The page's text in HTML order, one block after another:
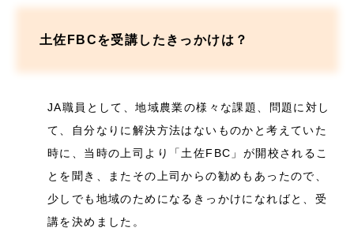
土佐FBCを受講したきっかけは？
JA職員として、地域農業の様々な課題、問題に対し
て、自分なりに解決方法はないものかと考えていた
時に、当時の上司より「土佐FBC」が開校されるこ
とを聞き、またその上司からの勧めもあったので、
少しでも地域のためになるきっかけになればと、受
講を決めました。